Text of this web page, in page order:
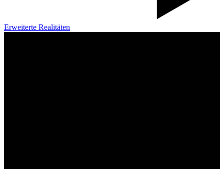
Erweiterte Realitäten